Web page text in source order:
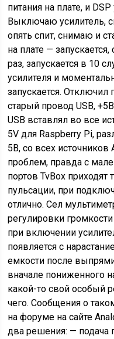
питания на плате, и
Выключаю усилитель,
опять спит, снимаю и
на плате —
раз, запускается в 10
усилителя и
запускается. Отключил
старый провод USB,
USB вставлял во все
5V для Raspberry Pi,
5В, со всех источников
проблем, правда с
портов TvBox
пульсации, при
отлично. Сел
регулировки
при включении
появляется с
емкости после
вначале пониженного
какой-то свой особый
чего. Сообщения о
на форуме на сайте
два решения: — подача